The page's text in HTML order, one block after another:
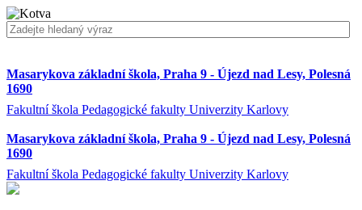
Masarykova základní škola, Praha 9 - Újezd nad Lesy, Polesná
1690
Fakultní škola Pedagogické fakulty Univerzity Karlovy
Masarykova základní škola, Praha 9 - Újezd nad Lesy, Polesná
1690
Fakultní škola Pedagogické fakulty Univerzity Karlovy